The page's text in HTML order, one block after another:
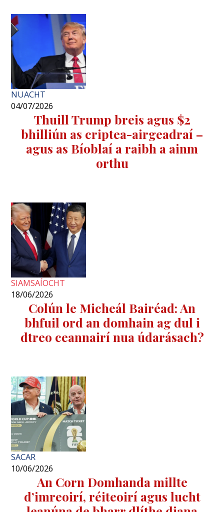
NUACHT
04/07/2026
Thuill Trump breis agus $2
bhilliún as criptea-airgeadraí –
agus as Bíoblaí a raibh a ainm
orthu
SIAMSAÍOCHT
18/06/2026
Colún le Micheál Bairéad: An
bhfuil ord an domhain ag dul i
dtreo ceannairí nua údarásach?
SACAR
10/06/2026
An Corn Domhanda millte
d’imreoirí, réiteoirí agus lucht